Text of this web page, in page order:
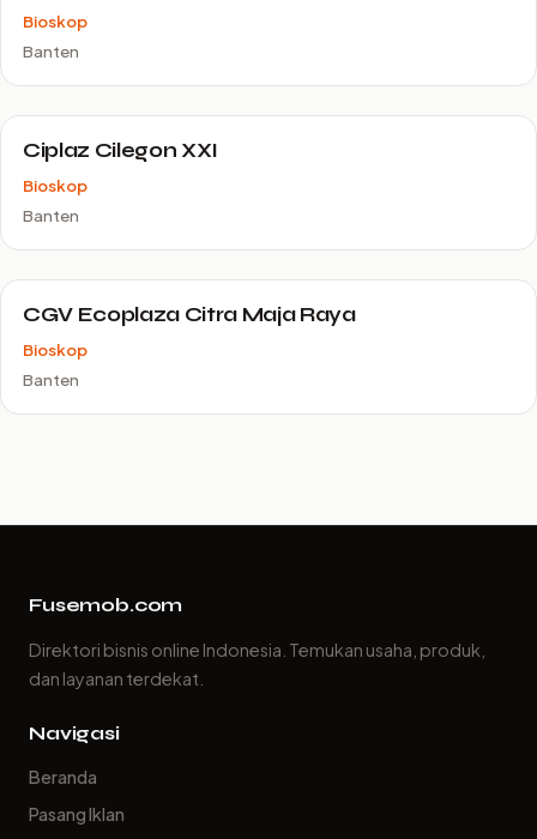
Bioskop
Banten
Ciplaz Cilegon XXI
Bioskop
Banten
CGV Ecoplaza Citra Maja Raya
Bioskop
Banten
Fusemob.com
Direktori bisnis online Indonesia. Temukan usaha, produk,
dan layanan terdekat.
Navigasi
Beranda
Pasang Iklan